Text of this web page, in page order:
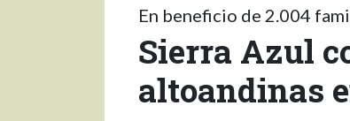
En beneficio de 2.004
Sierra Azul
altoandinas